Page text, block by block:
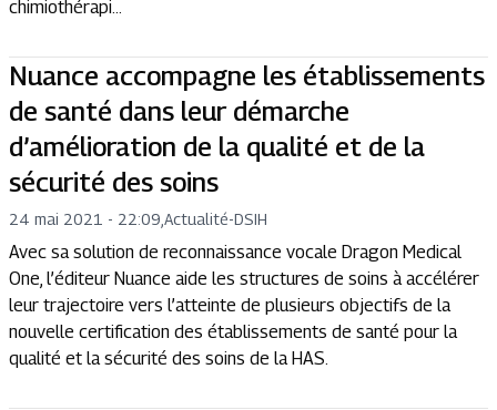
chimiothérapi...
Nuance accompagne les établissements
de santé dans leur démarche
d’amélioration de la qualité et de la
sécurité des soins
24 mai 2021 - 22:09 Actualité-DSIH
Avec sa solution de reconnaissance vocale Dragon Medical
One, l’éditeur Nuance aide les structures de soins à accélérer
leur trajectoire vers l’atteinte de plusieurs objectifs de la
nouvelle certification des établissements de santé pour la
qualité et la sécurité des soins de la HAS.